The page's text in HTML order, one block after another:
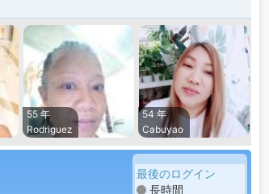
55 年
Rodriguez
54 年
Cabuyao
最後のログイン
長時間